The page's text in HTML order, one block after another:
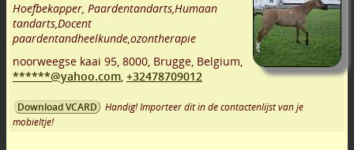
Hoefbekapper, Paardentandarts,Humaan
tandarts,Docent
paardentandheelkunde,ozontherapie
noorweegse kaai 95, 8000, Brugge, Belgium,
******@yahoo.com, +32478709012
Download VCARD
Handig! Importeer dit in de contactenlijst van je
mobieltje!